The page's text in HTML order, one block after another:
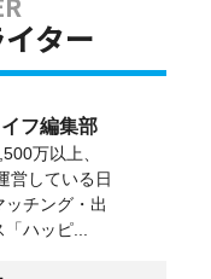
ター
フ編集部
万以上、
営している日
チング・出
ハッピ...